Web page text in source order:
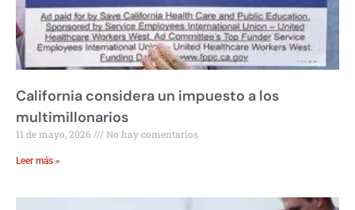
California considera un impuesto a los
multimillonarios
11 de mayo, 2026 No hay comentarios
Leer más »